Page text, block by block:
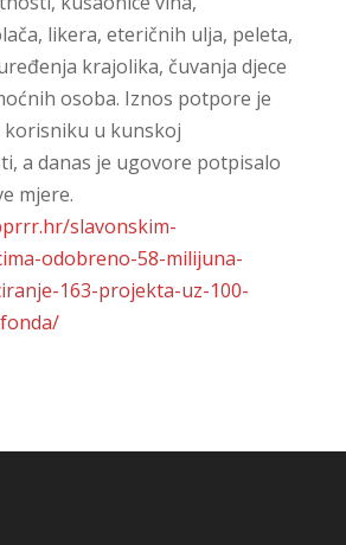
likera, eteričnih ulja, peleta,
krajolika, čuvanja djece
osoba. Iznos potpore je
korisniku u kunskoj
a danas je ugovore potpisalo
mjere.
slavonskim-
odobreno-58-milijuna-
163-projekta-uz-100-